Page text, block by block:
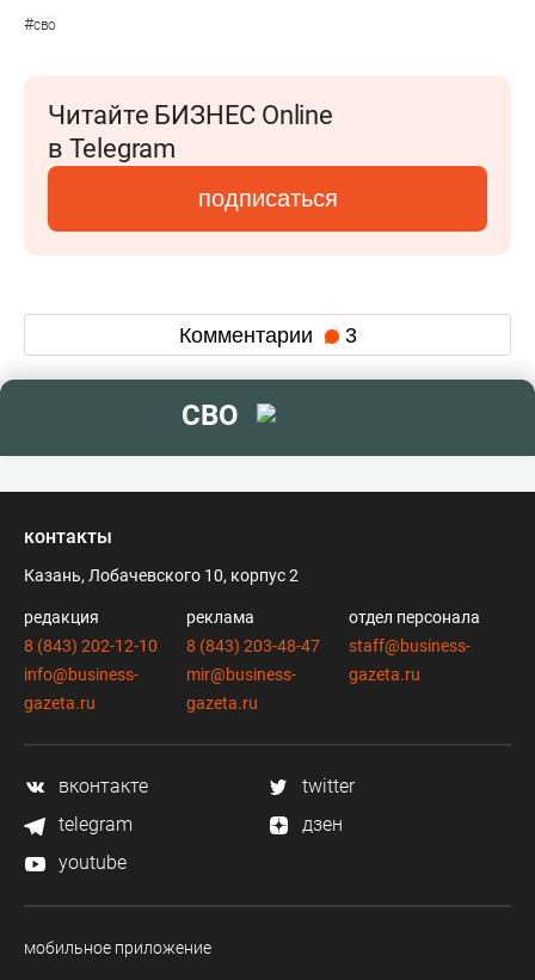
#сво
Читайте БИЗНЕС Online
в Telegram
подписаться
Комментарии 3
СВО
контакты
Казань, Лобачевского 10, корпус 2
редакция
8 (843) 202-12-10
info@business-
gazeta.ru
реклама
8 (843) 203-48-47
mir@business-
gazeta.ru
отдел персонала
staff@business-
gazeta.ru
вконтакте
twitter
telegram
дзен
youtube
мобильное приложение